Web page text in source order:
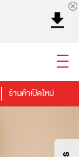
ม้นท์
แฟชั่น
ซูเปอร์มาร์เก็ต
ร้านค้าเปิดใหม่